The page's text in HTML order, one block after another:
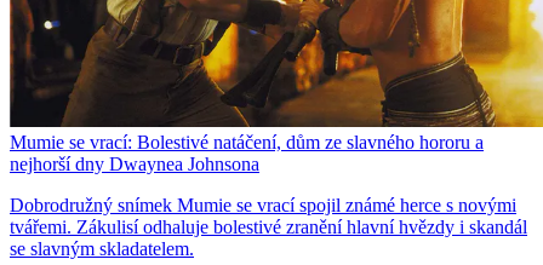
Mumie se vrací: Bolestivé natáčení, dům ze slavného hororu a
nejhorší dny Dwaynea Johnsona
Dobrodružný snímek Mumie se vrací spojil známé herce s novými
tvářemi. Zákulisí odhaluje bolestivé zranění hlavní hvězdy i skandál
se slavným skladatelem.